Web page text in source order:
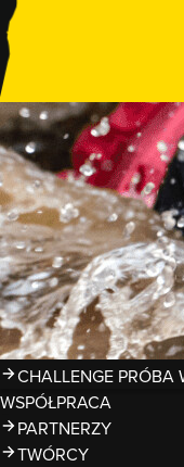
ZDJĘCIA
KALENDARZ 2026
WYNIKI
LIGA
SUPERLIGA
SUPERLIGA RMG
KWALIFIKACJE DO
TROFEA
LEGENDY
MAGAZYN
CHALLENGE PRÓBA
WSPÓŁPRACA
PARTNERZY
TWÓRCY